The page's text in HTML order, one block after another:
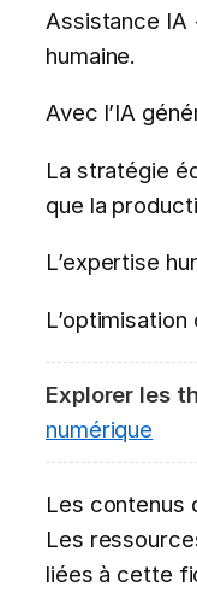
Assistance IA
humaine.
Avec l’IA
La stratégie
que la
L’expertise
Explorer les
numérique
Les contenus
Les
liées à cette